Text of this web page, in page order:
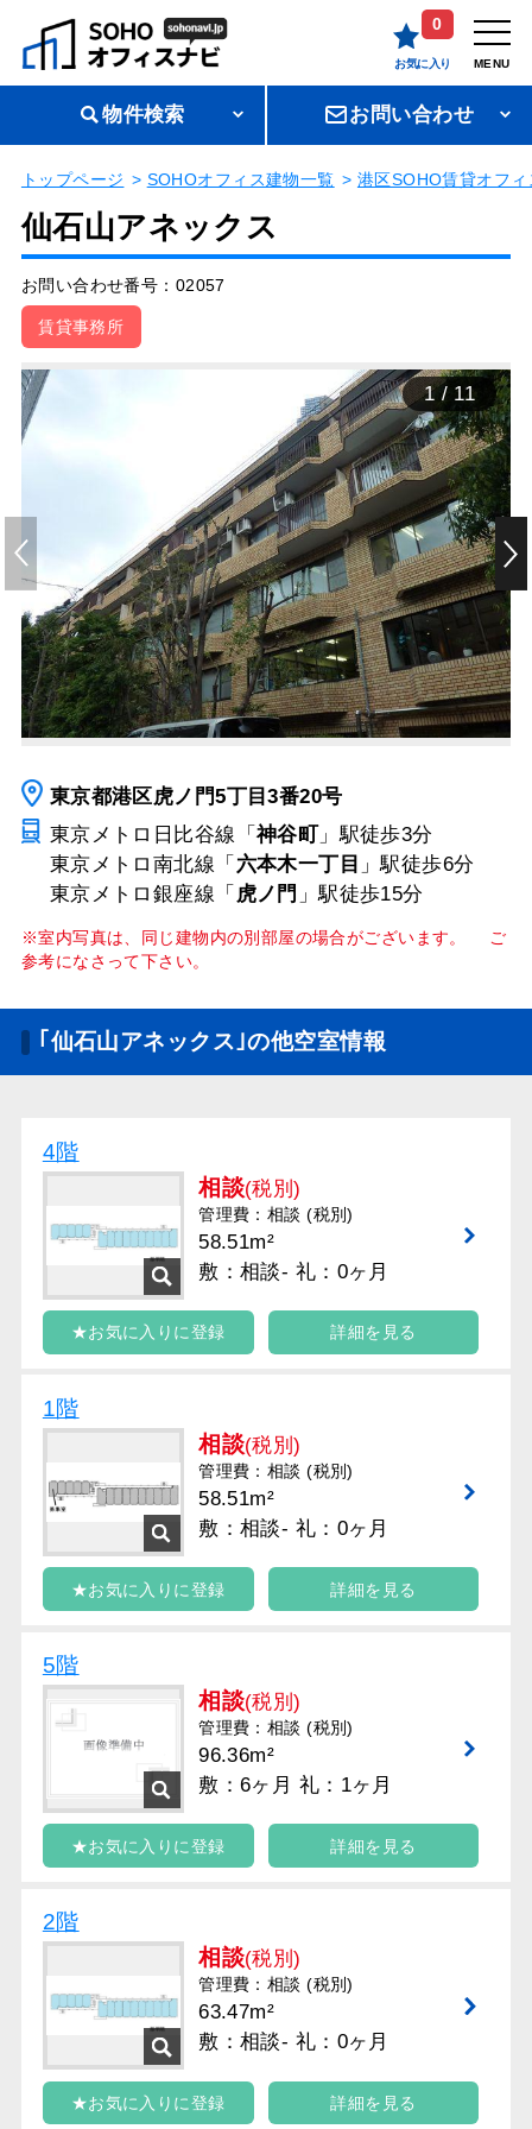
0
お気に入り MENU
物件検索 お問い合わせ
トップページ SOHOオフィス建物一覧 港区SOHO賃貸オフィ
仙石山アネックス
お問い合わせ番号：02057
賃貸事務所
1 / 11
東京都港区虎ノ門5丁目3番20号
東京メトロ日比谷線「神谷町」駅徒歩3分
東京メトロ南北線「 六本木一丁目 」駅徒歩6分
東京メトロ銀座線「 虎ノ門 」駅徒歩15分
※室内写真は、同じ建物内の別部屋の場合がございます。 ご
参考になさって下さい。
｢仙石山アネックス｣の他空室情報
4階
相談(税別)
管理費：相談 (税別)
58.51m²
敷：相談- 礼：0ヶ月
★お気に入りに登録 詳細を見る
1階
相談(税別)
管理費：相談 (税別)
58.51m²
敷：相談- 礼：0ヶ月
★お気に入りに登録 詳細を見る
5階
相談(税別)
管理費：相談 (税別)
96.36m²
敷：6ヶ月 礼：1ヶ月
★お気に入りに登録 詳細を見る
2階
相談(税別)
管理費：相談 (税別)
63.47m²
敷：相談- 礼：0ヶ月
★お気に入りに登録 詳細を見る